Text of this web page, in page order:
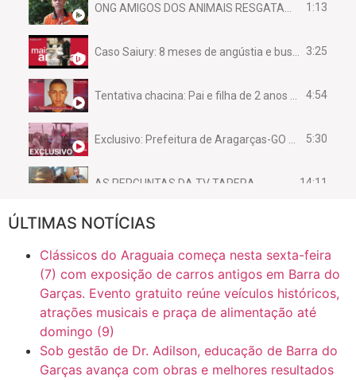
1:13
3:25
4:54
5:30
AS PERGUNTAS DA TV TAPERA 14:11
CASO SAIURY - SEM CORTES
Mini Ginásio de Aragarças- Só a bo$ta 6:31
ARAGARÇAS: Uma das obras que não tem prioridade 7:10
ÚLTIMAS NOTÍCIAS
Clássicos do Araguaia começa nesta sexta-feira
(7) com exposição de carros antigos em Barra do
Garças. Evento gratuito reúne veículos históricos,
atrações musicais e praça de alimentação até
domingo (9)
Sob gestão de Dr. Adilson, educação de Barra do
Garças avança com obras e melhores resultados